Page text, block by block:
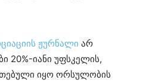
ჟურნალი არ
20%-იანი უფსკელის,
იყო ორსულობის